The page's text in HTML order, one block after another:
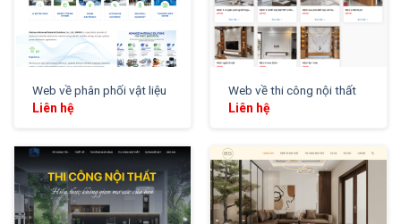
Web về phân phối vật liệu
Liên hệ
Web về thi công nội thất
Liên hệ